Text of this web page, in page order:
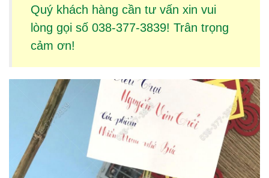
Quý khách hàng cần tư vấn xin vui
lòng gọi số 038-377-3839! Trân trọng
cảm ơn!